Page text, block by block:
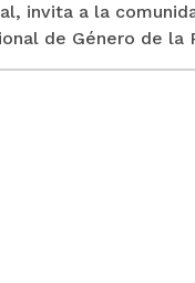
invita a la
de Género de la